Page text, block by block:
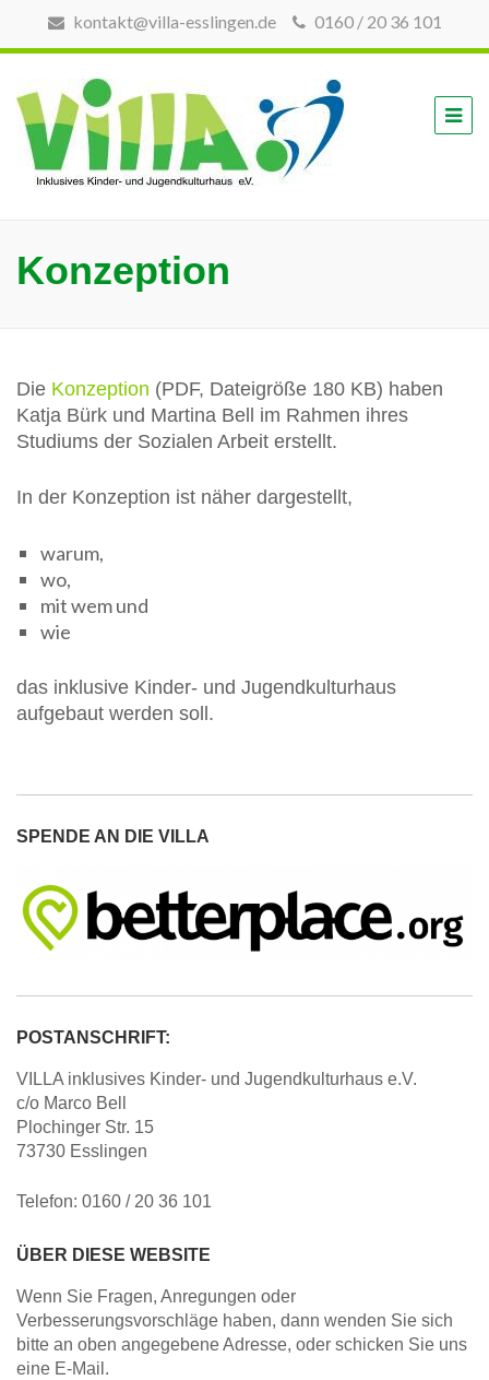
kontakt@villa-esslingen.de 0160 / 20 36 101
VILLA
Esslingen
Jugendkulturhaus
Konzeption
Die Konzeption (PDF, Dateigröße 180 KB) haben
Katja Bürk und Martina Bell im Rahmen ihres
Studiums der Sozialen Arbeit erstellt.
In der Konzeption ist näher dargestellt,
warum,
wo,
mit wem und
wie
das inklusive Kinder- und Jugendkulturhaus
aufgebaut werden soll.
SPENDE AN DIE VILLA
POSTANSCHRIFT:
VILLA inklusives Kinder- und Jugendkulturhaus e.V.
c/o Marco Bell
Plochinger Str. 15
73730 Esslingen
Telefon: 0160 / 20 36 101
ÜBER DIESE WEBSITE
Wenn Sie Fragen, Anregungen oder
Verbesserungsvorschläge haben, dann wenden Sie sich
bitte an oben angegebene Adresse, oder schicken Sie uns
eine E-Mail.